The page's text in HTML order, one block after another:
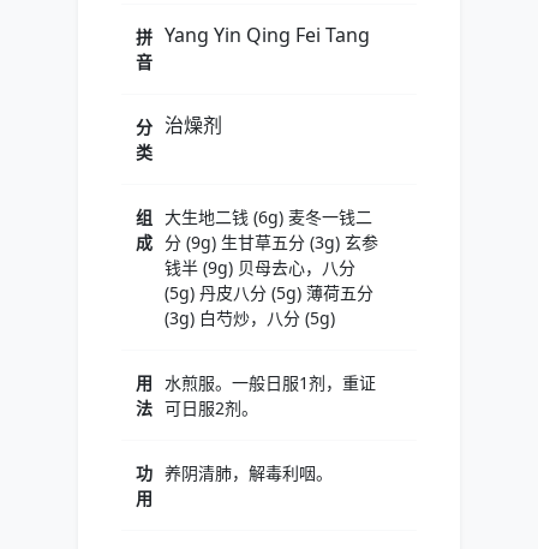
拼
音
Yang Yin Qing Fei Tang
分
类
治燥剂
组
成
大生地二钱 (6g) 麦冬一钱二
分 (9g) 生甘草五分 (3g) 玄参
钱半 (9g) 贝母去心，八分
(5g) 丹皮八分 (5g) 薄荷五分
(3g) 白芍炒，八分 (5g)
用
法
水煎服。一般日服1剂，重证
可日服2剂。
功
用
养阴清肺，解毒利咽。